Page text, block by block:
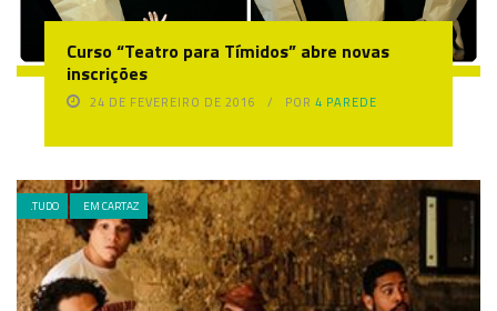
Curso “Teatro para Tímidos” abre novas
inscrições
24 DE FEVEREIRO DE 2016 POR4 PAREDE
.TUDO EM CARTAZ